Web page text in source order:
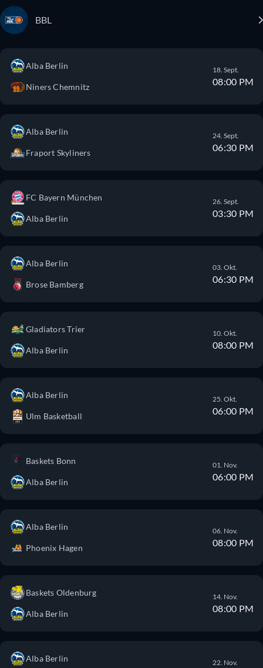
BBL
Alba Berlin
Niners Chemnitz
18. Sept.
08:00 PM
Alba Berlin
Fraport Skyliners
24. Sept.
06:30 PM
FC Bayern München
Alba Berlin
26. Sept.
03:30 PM
Alba Berlin
Brose Bamberg
03. Okt.
06:30 PM
Gladiators Trier
Alba Berlin
10. Okt.
08:00 PM
Alba Berlin
Ulm Basketball
25. Okt.
06:00 PM
Baskets Bonn
Alba Berlin
01. Nov.
06:00 PM
Alba Berlin
Phoenix Hagen
06. Nov.
08:00 PM
Baskets Oldenburg
Alba Berlin
14. Nov.
08:00 PM
Alba Berlin 22. Nov.